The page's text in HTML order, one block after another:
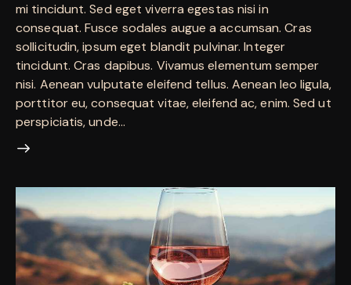
mi tincidunt. Sed eget viverra egestas nisi in
consequat. Fusce sodales augue a accumsan. Cras
sollicitudin, ipsum eget blandit pulvinar. Integer
tincidunt. Cras dapibus. Vivamus elementum semper
nisi. Aenean vulputate eleifend tellus. Aenean leo ligula,
porttitor eu, consequat vitae, eleifend ac, enim. Sed ut
perspiciatis, unde…